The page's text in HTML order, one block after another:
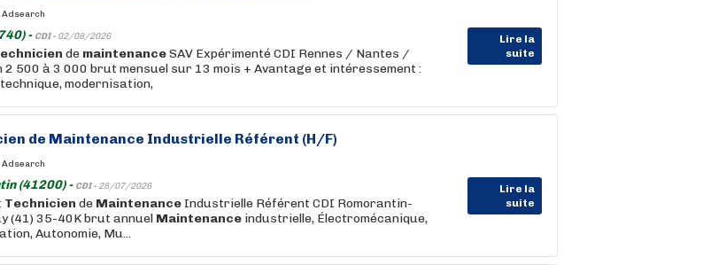
Adsearch
- CDI - 02/08/2026
Lire la
suite
de maintenanceSAV Expérimenté CDI Rennes / Nantes /
2 500 à 3 000 brut mensuel sur 13 mois + Avantage et intéressement :
modernisation,
de Maintenance Industrielle Référent (H/F)
Adsearch
(41200) - CDI - 28/07/2026
Lire la
suite
Technicien de Maintenance Industrielle Référent CDI Romorantin-
(41) 35-40K brut annuel Maintenance industrielle, Électromécanique,
Autonomie, Mu...